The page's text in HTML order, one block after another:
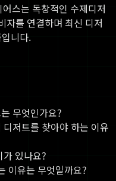
어스는 독창적인 수제디저
자를 연결하며 최신 디저
니다.
무엇인가요?
저트를 찾아야 하는 이유
있나요?
이유는 무엇일까요?